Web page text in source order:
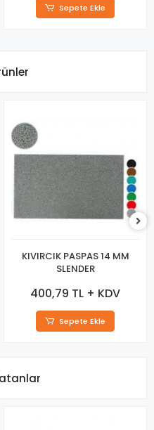
Sepete Ekle
KIVIRCIK PASPAS 14 MM
SLENDER
400,79 TL + KDV
Sepete Ekle